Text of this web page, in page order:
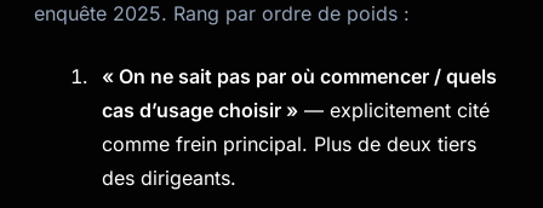
enquête 2025. Rang par ordre de poids :
« On ne sait pas par où commencer / quels
cas d’usage choisir » — explicitement cité
comme frein principal. Plus de deux tiers
des dirigeants.